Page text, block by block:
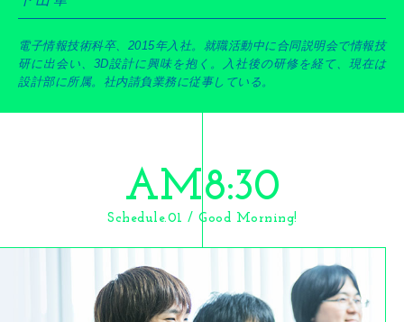
電子情報技術科卒、2015年入社。就職活動中に合同説明会で情報技
研に出会い、3D設計に興味を抱く。入社後の研修を経て、現在は
設計部に所属。社内請負業務に従事している。
AM8:30
Schedule.01 / Good Morning!